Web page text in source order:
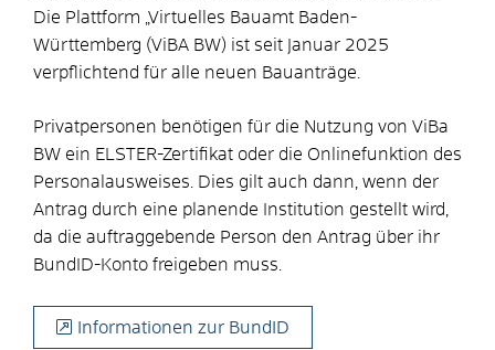
Die Plattform „Virtuelles Bauamt Baden-
Württemberg (ViBA BW) ist seit Januar 2025
verpflichtend für alle neuen Bauanträge.
Privatpersonen benötigen für die Nutzung von ViBa
BW ein ELSTER-Zertifikat oder die Onlinefunktion des
Personalausweises. Dies gilt auch dann, wenn der
Antrag durch eine planende Institution gestellt wird,
da die auftraggebende Person den Antrag über ihr
BundID-Konto freigeben muss.
Informationen zur BundID